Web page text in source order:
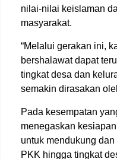
nilai-nilai keislaman
masyarakat.
“Melalui gerakan ini,
bershalawat dapat
tingkat desa dan
semakin dirasakan
Pada kesempatan
menegaskan
untuk mendukung
PKK hingga tingkat